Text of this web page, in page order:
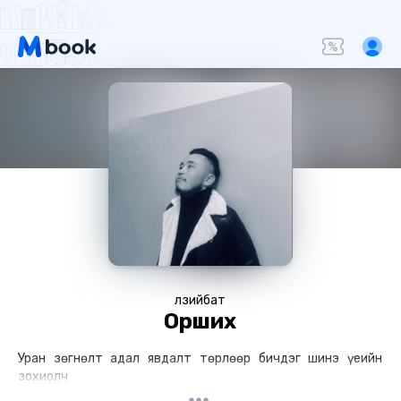
Өлзийбат
Орших
Уран зөгнөлт адал явдалт төрлөөр бичдэг шинэ үеийн
зохиолч